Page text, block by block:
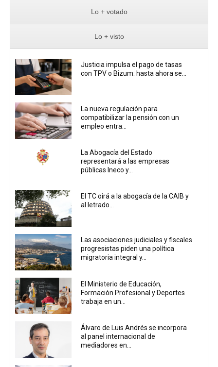
Lo + votado
Lo + visto
Justicia impulsa el pago de tasas
con TPV o Bizum: hasta ahora se...
La nueva regulación para
compatibilizar la pensión con un
empleo entra...
La Abogacía del Estado
representará a las empresas
públicas Ineco y...
El TC oirá a la abogacía de la CAIB y
al letrado...
Las asociaciones judiciales y fiscales
progresistas piden una política
migratoria integral y...
El Ministerio de Educación,
Formación Profesional y Deportes
trabaja en un...
Álvaro de Luis Andrés se incorpora
al panel internacional de
mediadores en...